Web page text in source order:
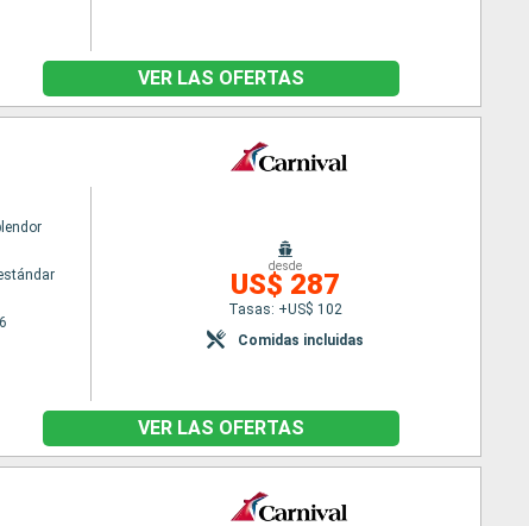
VER LAS OFERTAS
desde
US$ 287
Tasas: +US$ 102
Comidas incluidas
VER LAS OFERTAS